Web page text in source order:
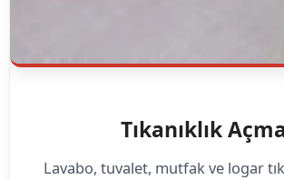
Tıkanıklık
Lavabo, tuvalet, mutfak ve logar